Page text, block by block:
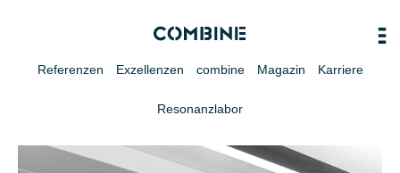
Referenzen Exzellenzen combine Magazin Karriere
Resonanzlabor